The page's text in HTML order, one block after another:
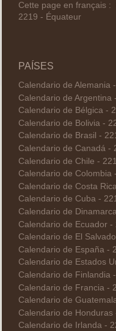
Cette page en français :
2219 - Équateur
PAÍSES
Calendario de Alemania
Calendario de Argentina
Calendario de Bélgica -
Calendario de Bolivia -
Calendario de Brasil -
Calendario de Canadá -
Calendario de Chile -
Calendario de Colombia
Calendario de Costa
Calendario de Cuba -
Calendario de
Calendario de Ecuador -
Calendario de El
Calendario de España -
Calendario de Estados
Calendario de Finlandia
Calendario de Francia -
Calendario de
Calendario de Honduras
Calendario de Irlanda -